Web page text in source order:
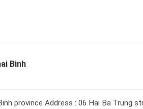
Binh
province Address : 06 Hai Ba Trung